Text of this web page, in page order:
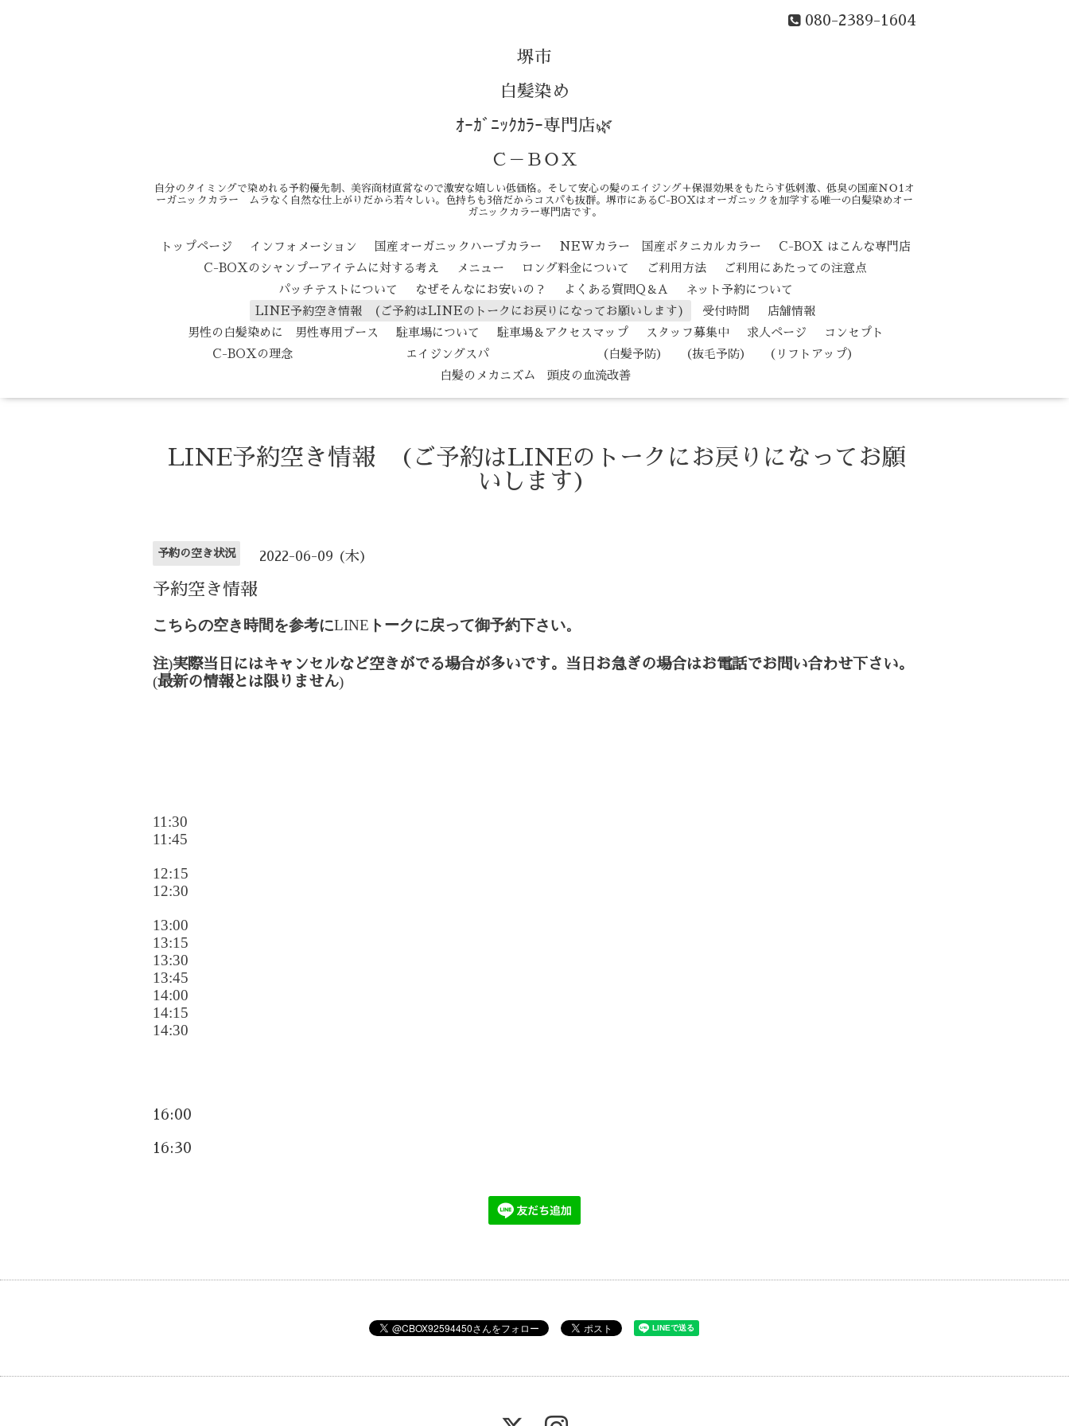
080-2389-1604
堺市
白髪染め
ｵｰｶﾞﾆｯｸｶﾗｰ専門店🌿
Ｃ－ＢＯＸ
自分のタイミングで染めれる予約優先制、美容商材直営なので激安な嬉しい低価格。そして安心の髪のエイジング＋保湿効果をもたらす低刺激、低臭の国産ＮＯ1オ
ーガニックカラー ムラなく自然な仕上がりだから若々しい。色持ちも3倍だからコスパも抜群。堺市にあるC-BOXはオーガニックを加学する唯一の白髪染めオー
ガニックカラー専門店です。
トップページ インフォメーション 国産オーガニックハーブカラー NEWカラー 国産ボタニカルカラー
C-BOX はこんな専門店
C-BOXのシャンプーアイテムに対する考え
メニュー ロング料金について ご利用方法
ご利用にあたっての注意点
パッチテストについて
なぜそんなにお安いの？ よくある質問Q＆A
ネット予約について
LINE予約空き情報 (ご予約はLINEのトークにお戻りになってお願いします)
受付時間
店舗情報
男性の白髪染めに 男性専用ブース
駐車場について 駐車場＆アクセスマップ スタッフ募集中 求人ページ
コンセプト
C-BOXの理念
エイジングスパ （白髪予防） （抜毛予防） （リフトアップ）
白髪のメカニズム 頭皮の血流改善
LINE予約空き情報 (ご予約はLINEのトークにお戻りになってお願
いします)
予約の空き状況 2022-06-09 (木)
予約空き情報
こちらの空き時間を参考にLINE トークに戻って御予約下さい。
注)実際当日にはキャンセルなど空きがでる場合が多いです。当日お急ぎの場合はお電話でお問い合わせ下さい。
(最新の情報とは限りません)
11:30
11:45
12:15
12:30
13:00
13:15
13:30
13:45
14:00
14:15
14:30
16:00
16:30